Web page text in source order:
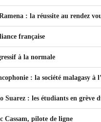
: la réussite au rendez
française
à la normale
: la société malagasy à
Suarez : les étudiants en grève
Cassam, pilote de ligne